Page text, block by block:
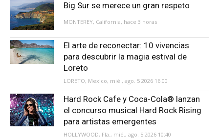
Big Sur se merece un gran respeto
MONTEREY, California, hace 3 horas
El arte de reconectar: 10 vivencias
para descubrir la magia estival de
Loreto
LORETO, Mexico, mié., ago. 5 2026 16:00
Hard Rock Cafe y Coca-Cola® lanzan
el concurso musical Hard Rock Rising
para artistas emergentes
HOLLYWOOD, Fla., mié., ago. 5 2026 10:40